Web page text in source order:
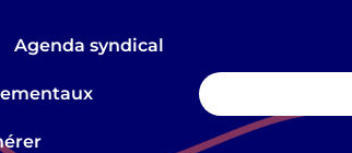
Agenda syndical